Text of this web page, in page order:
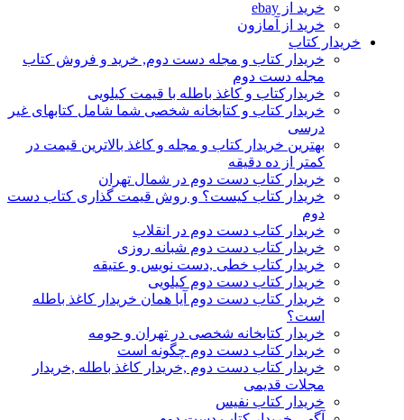
خرید از ebay
خرید از آمازون
خریدار کتاب
خریدار کتاب و مجله دست دوم, خرید و فروش کتاب
مجله دست دوم
خریدارکتاب و کاغذ باطله با قیمت کیلویی
خریدار کتاب و کتابخانه شخصی شما شامل کتابهای غیر
درسی
بهترین خریدار کتاب و مجله و کاغذ بالاترین قیمت در
کمتر از ده دقیقه
خریدار کتاب دست دوم در شمال تهران
خریدار کتاب کیست؟ و روش قیمت گذاری کتاب دست
دوم
خریدار کتاب دست دوم در انقلاب
خریدار کتاب دست دوم شبانه روزی
خریدار کتاب خطی ,دست نویس و عتیقه
خریدار کتاب دست دوم کیلویی
خریدار کتاب دست دوم آیا همان خریدار کاغذ باطله
است؟
خریدار کتابخانه شخصی در تهران و حومه
خریدار کتاب دست دوم چگونه است
خریدار کتاب دست دوم ,خریدار کاغذ باطله ,خریدار
مجلات قدیمی
خریدار کتاب نفیس